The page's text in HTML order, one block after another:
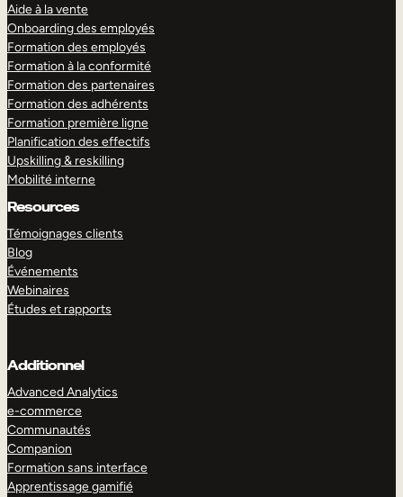
Aide à la vente
Onboarding des employés
Formation des employés
Formation à la conformité
Formation des partenaires
Formation des adhérents
Formation première ligne
Planification des effectifs
Upskilling & reskilling
Mobilité interne
Resources
Témoignages clients
Blog
Événements
Webinaires
Études et rapports
Additionnel
Advanced Analytics
e-commerce
Communautés
Companion
Formation sans interface
Apprentissage gamifié